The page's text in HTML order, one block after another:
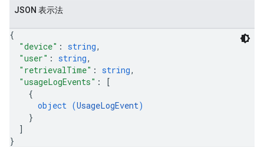
JSON 表示法
{
"device" : string,
"user" : string,
"retrievalTime" : string,
"usageLogEvents" :
[
{
object (UsageLogEvent)
}
]
}